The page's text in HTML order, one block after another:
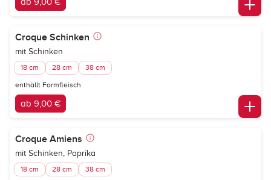
Croque Schinken
mit Schinken
18 cm 28 cm 38 cm
enthällt Formfleisch
ab 9,00 €
Croque Amiens
mit Schinken, Paprika
18 cm 28 cm 38 cm